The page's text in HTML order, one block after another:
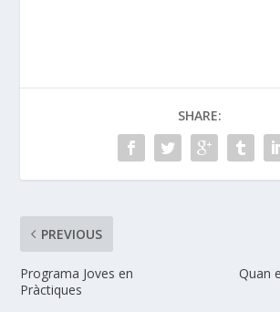
SHARE:
PREVIOUS
Programa Joves en
Pràctiques
Quan